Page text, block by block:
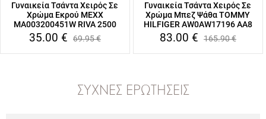
Γυναικεία Τσάντα Χειρός Σε
Χρώμα Εκρού MEXX
MA003200451W RIVA 2500
35.00 € 69.95€
Γυναικεία Τσάντα Χειρός Σε
Χρώμα Μπεζ Ψάθα TOMMY
HILFIGER AW0AW17196 AA8
83.00 € 165.90€
ΣΥΧΝΈΣ ΕΡΩΤΉΣΕΙΣ